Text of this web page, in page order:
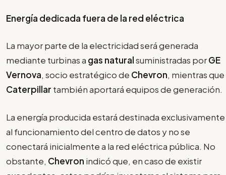
Energía dedicada fuera de la red eléctrica
La mayor parte de la electricidad será generada
mediante turbinas a gas naturalsuministradas porGE
Vernova, socio estratégico de Chevron, mientras que
Caterpillar también aportará equipos de generación.
La energía producida estará destinada exclusivamente
al funcionamiento del centro de datos y no se
conectará inicialmente a la red eléctrica pública. No
obstante, Chevron indicó que, en caso de existir